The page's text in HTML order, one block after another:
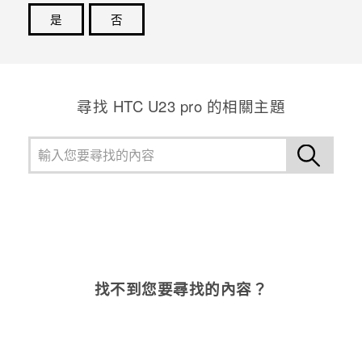
是
否
尋找 HTC U23 pro 的相關主題
找不到您要尋找的內容？